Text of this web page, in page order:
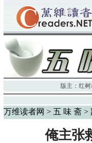
版主： 红
万维读者网 > 五 味 斋 >
俺主张